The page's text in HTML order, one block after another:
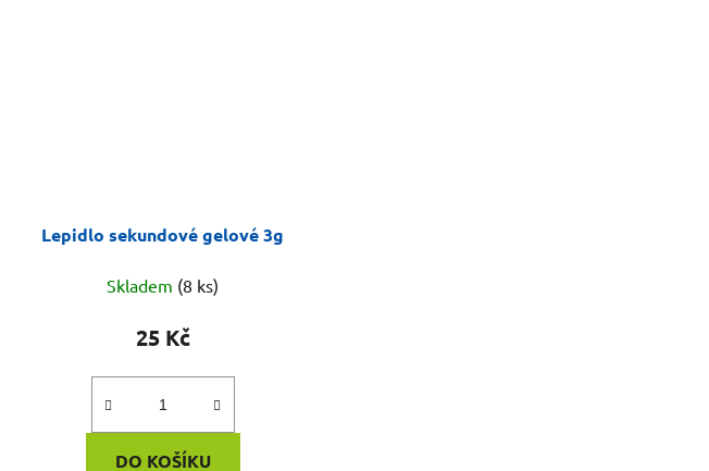
Lepidlo sekundové gelové 3g
Skladem (8 ks)
25 Kč
DO KOŠÍKU